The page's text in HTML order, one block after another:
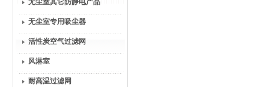
无尘室其它防静电产品
无尘室专用吸尘器
活性炭空气过滤网
风淋室
耐高温过滤网